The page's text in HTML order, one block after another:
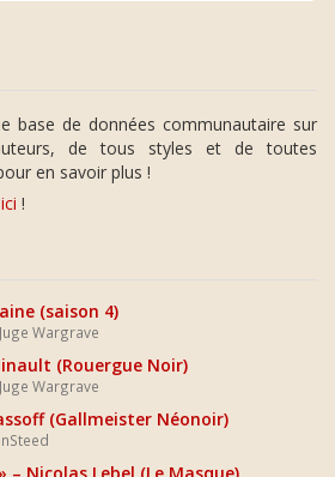
base de données communautaire sur
de tous styles et de toutes
en savoir plus !
!
(saison 4)
Wargrave
(Rouergue Noir)
Wargrave
(Gallmeister Néonoir)